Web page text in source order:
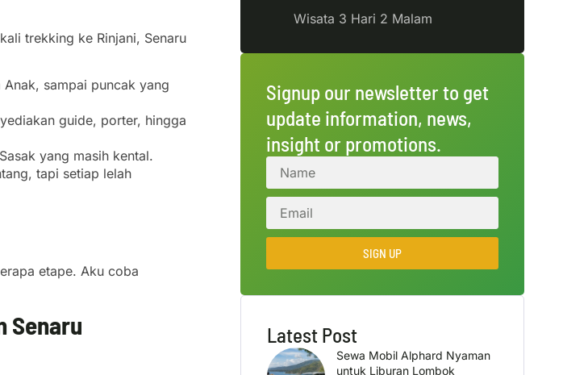
trekking ke Rinjani, Senaru
sampai puncak yang
guide, porter, hingga
yang masih kental.
tapi setiap lelah
etape. Aku coba
Senaru
Wisata 3 Hari 2 Malam
Signup our newsletter to get
update information, news,
insight or promotions.
SIGN UP
Latest Post
Sewa Mobil Alphard Nyaman
untuk Liburan Lombok